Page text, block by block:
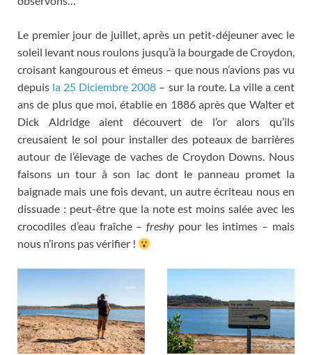
Le premier jour de juillet,après un petit-déjeuner avec le
soleil levant nous roulons jusqu’à la bourgade de Croydon,
croisant kangourous et émeus – que nous n’avions pas vu
depuis la 25 Diciembre 2008 – sur la route. La ville a cent
ans de plus que moi, établie en 1886 après que Walter et
Dick Aldridge aient découvert de l’or alors qu’ils
creusaient le sol pour installer des poteaux de barrières
autour de l’élevage de vaches de Croydon Downs. Nous
faisons un tour à son lac dont le panneau promet la
baignade mais une fois devant, un autre écriteau nous en
dissuade : peut-être que la note est moins salée avec les
crocodiles d’eau fraîche – freshy pour les intimes – mais
nous n’irons pas vérifier !